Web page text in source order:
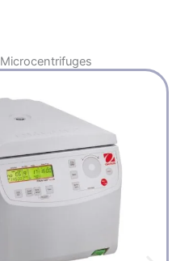
Microcentrifuges